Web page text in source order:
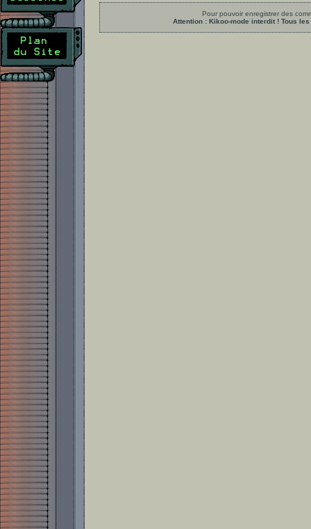
Pour pouvoir enregistrer des
Attention : Kikoo-mode interdit ! Tous